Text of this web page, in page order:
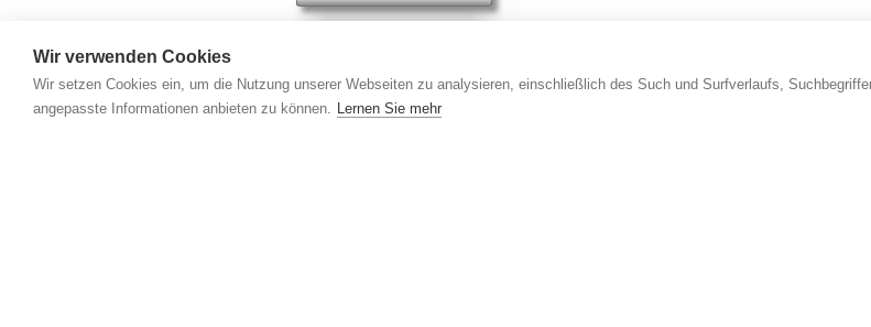
Wir verwenden Cookies
Wir setzen Cookies ein, um die Nutzung unserer Webseiten zu analysieren, einschließlich des Such und Surfverlaufs,
angepasste Informationen anbieten zu können. Lernen Sie mehr